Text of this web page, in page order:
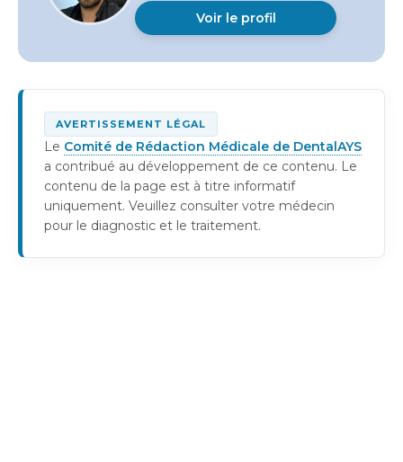
Voir le profil
AVERTISSEMENT LÉGAL
Le Comité de Rédaction Médicale de DentalAYS
a contribué au développement de ce contenu. Le
contenu de la page est à titre informatif
uniquement. Veuillez consulter votre médecin
pour le diagnostic et le traitement.